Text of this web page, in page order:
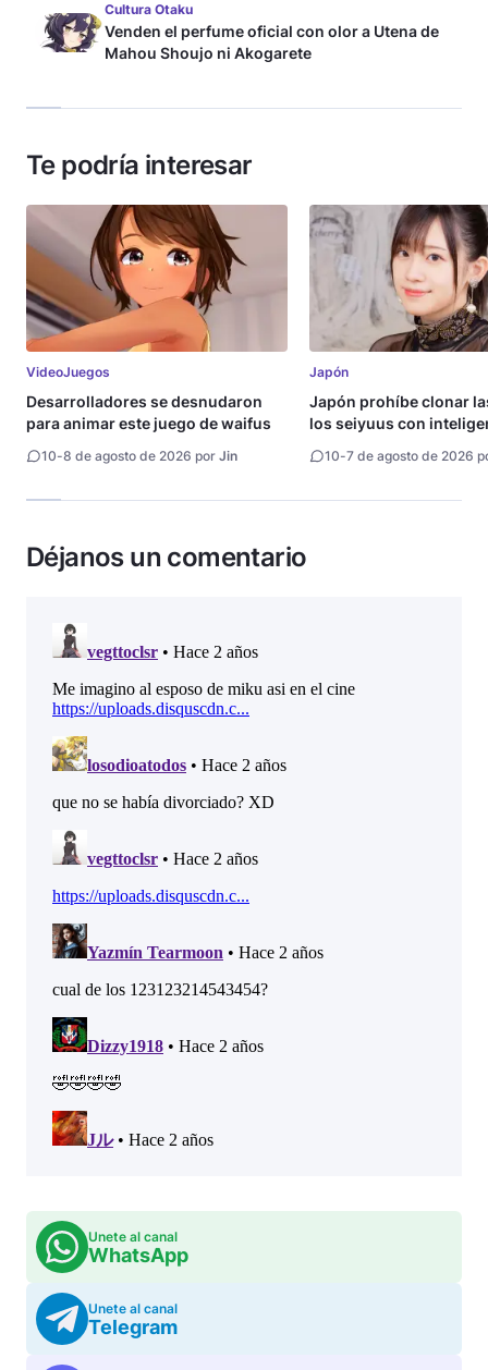
Cultura Otaku
Venden el perfume oficial con olor a Utena de
Mahou Shoujo ni Akogarete
Te podría interesar
VideoJuegos
Desarrolladores se desnudaron
para animar este juego de waifus
10-8 de agosto de 2026 por Jin
Japón
Japón prohíbe clonar
los seiyuus con
10-7 de agosto de 2026
Déjanos un comentario
Unete al canal
WhatsApp
Unete al canal
Telegram